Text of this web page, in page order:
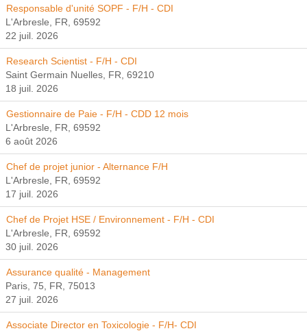
Responsable d'unité SOPF - F/H - CDI
L'Arbresle, FR, 69592
22 juil. 2026
Research Scientist - F/H - CDI
Saint Germain Nuelles, FR, 69210
18 juil. 2026
Gestionnaire de Paie - F/H - CDD 12 mois
L'Arbresle, FR, 69592
6 août 2026
Chef de projet junior - Alternance F/H
L'Arbresle, FR, 69592
17 juil. 2026
Chef de Projet HSE / Environnement - F/H - CDI
L'Arbresle, FR, 69592
30 juil. 2026
Assurance qualité - Management
Paris, 75, FR, 75013
27 juil. 2026
Associate Director en Toxicologie - F/H- CDI